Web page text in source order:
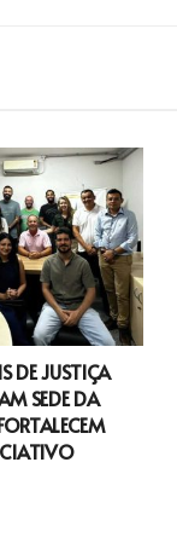
DE JUSTIÇA
SEDE DA